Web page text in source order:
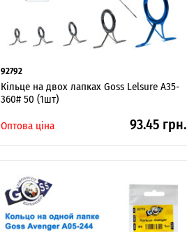
92792
Кільце на двох лапках Goss Lelsure A35-
360# 50 (1шт)
Оптова ціна
93.45 грн.